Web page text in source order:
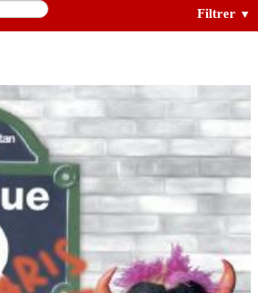
Filtrer ▼